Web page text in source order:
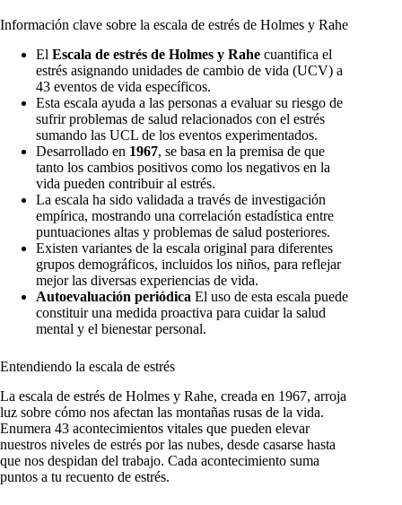
Información clave sobre la escala de estrés de Holmes y Rahe
El Escala de estrés de Holmes y Rahe cuantifica el
estrés asignando unidades de cambio de vida (UCV) a
43 eventos de vida específicos.
Esta escala ayuda a las personas a evaluar su riesgo de
sufrir problemas de salud relacionados con el estrés
sumando las UCL de los eventos experimentados.
Desarrollado en 1967, se basa en la premisa de que
tanto los cambios positivos como los negativos en la
vida pueden contribuir al estrés.
La escala ha sido validada a través de investigación
empírica, mostrando una correlación estadística entre
puntuaciones altas y problemas de salud posteriores.
Existen variantes de la escala original para diferentes
grupos demográficos, incluidos los niños, para reflejar
mejor las diversas experiencias de vida.
Autoevaluación periódica El uso de esta escala puede
constituir una medida proactiva para cuidar la salud
mental y el bienestar personal.
Entendiendo la escala de estrés
La escala de estrés de Holmes y Rahe, creada en 1967, arroja
luz sobre cómo nos afectan las montañas rusas de la vida.
Enumera 43 acontecimientos vitales que pueden elevar
nuestros niveles de estrés por las nubes, desde casarse hasta
que nos despidan del trabajo. Cada acontecimiento suma
puntos a tu recuento de estrés.